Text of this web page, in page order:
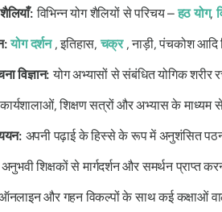
विभिन्न योग शैलियों से परिचय –हठ योग,
योग दर्शन, इतिहास,चक्र, नाड़ी, पंचकोश आदि
विज्ञान: योग अभ्यासों से संबंधित योगिक शरीर
कार्यशालाओं, शिक्षण सत्रों और अभ्यास के माध्यम
अपनी पढ़ाई के हिस्से के रूप में अनुशंसित
अनुभवी शिक्षकों से मार्गदर्शन और समर्थन प्राप्त
और गहन विकल्पों के साथ कई कक्षाओं